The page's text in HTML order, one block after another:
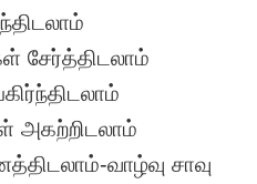
சேர்த்திடலாம்
அகற்றிடலாம்
வாழ்வு சாவு